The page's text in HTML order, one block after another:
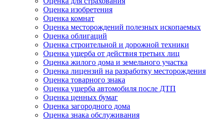
Оценка изобретения
Оценка комнат
Оценка месторождений полезных ископаемых
Оценка облигаций
Оценка строительной и дорожной техники
Оценка ущерба от действия третьих лиц
Оценка жилого дома и земельного участка
Оценка лицензий на разработку месторождения
Оценка товарного знака
Оценка ущерба автомобиля после ДТП
Оценка ценных бумаг
Оценка загородного дома
Оценка знака обслуживания